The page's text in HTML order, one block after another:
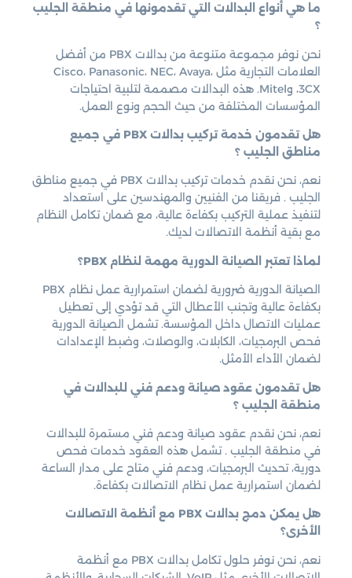
ما هي أنواع البدالات التي تقدمونها في منطقة الجليب
؟
نحن نوفر مجموعة متنوعة من بدالات PBX من أفضل
العلامات التجارية مثل Cisco، Panasonic، NEC، Avaya،
3CX، وMitel. هذه البدالات مصممة لتلبية احتياجات
المؤسسات المختلفة من حيث الحجم ونوع العمل.
هل تقدمون خدمة تركيب بدالات PBX في جميع
مناطق الجليب ؟
نعم، نحن نقدم خدمات تركيب بدالات PBX في جميع مناطق
الجليب . فريقنا من الفنيين والمهندسين على استعداد
لتنفيذ عملية التركيب بكفاءة عالية، مع ضمان تكامل النظام
مع بقية أنظمة الاتصالات لديك.
لماذا تعتبر الصيانة الدورية مهمة لنظام PBX؟
الصيانة الدورية ضرورية لضمان استمرارية عمل نظام PBX
بكفاءة عالية وتجنب الأعطال التي قد تؤدي إلى تعطيل
عمليات الاتصال داخل المؤسسة. تشمل الصيانة الدورية
فحص البرمجيات، الكابلات، والوصلات، وضبط الإعدادات
لضمان الأداء الأمثل.
هل تقدمون عقود صيانة ودعم فني للبدالات في
منطقة الجليب ؟
نعم، نحن نقدم عقود صيانة ودعم فني مستمرة للبدالات
في منطقة الجليب . تشمل هذه العقود خدمات فحص
دورية، تحديث البرمجيات، ودعم فني متاح على مدار الساعة
لضمان استمرارية عمل نظام الاتصالات بكفاءة.
هل يمكن دمج بدالات PBX مع أنظمة الاتصالات
الأخرى؟
نعم، نحن نوفر حلول تكامل بدالات PBX مع أنظمة